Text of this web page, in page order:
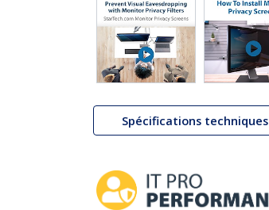
Spécifications techniques